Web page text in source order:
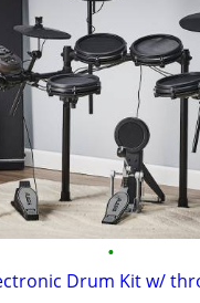
•
Drum Kit w/